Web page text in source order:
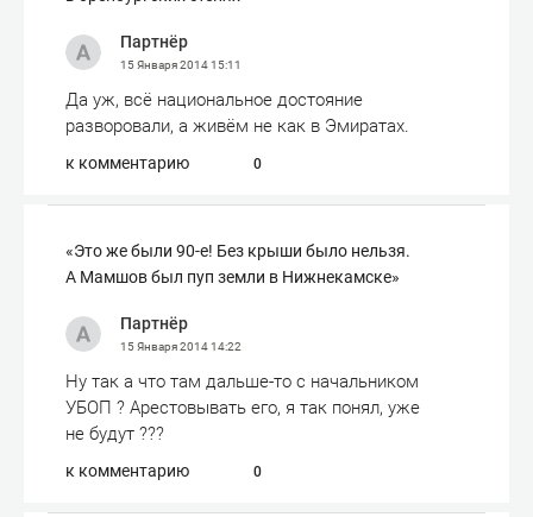
Партнёр
15 Января 201415:11
Да уж, всё национальное достояние
разворовали, а живём не как в Эмиратах.
к комментарию 0
«Это же были 90-е! Без крыши было нельзя.
А Мамшов был пуп земли в Нижнекамске»
Партнёр
15 Января 201414:22
Ну так а что там дальше-то с начальником
УБОП ? Арестовывать его, я так понял, уже
не будут ???
к комментарию 0